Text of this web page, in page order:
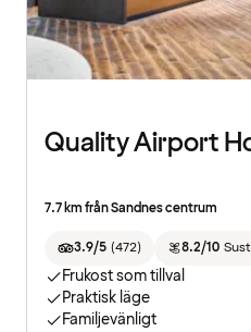
Quality Airport
7.7 km från Sandnes centrum
3.9/5 (472) 8.2/10
Frukost som tillval
Praktisk läge
Familjevänligt